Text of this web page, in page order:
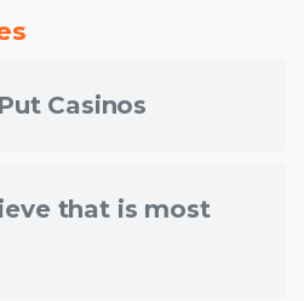
Casinos
that is most